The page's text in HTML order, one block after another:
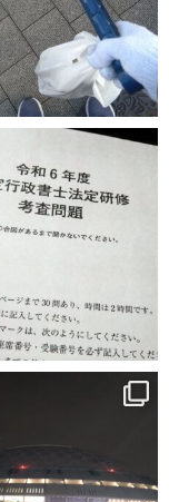
11月 29
11月 22